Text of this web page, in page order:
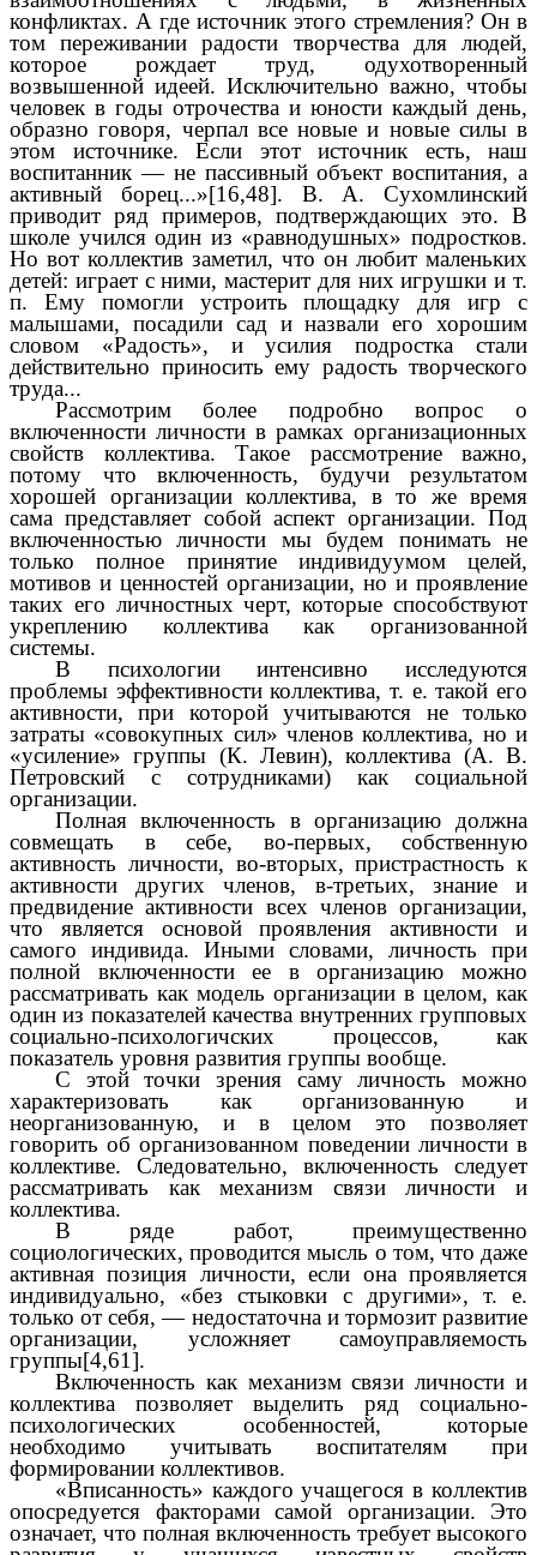
конфликтах. А где источник этого стремления? Он в
том переживании радости творчества для людей,
которое рождает труд, одухотворенный
возвышенной идеей. Исключительно важно, чтобы
человек в годы отрочества и юности каждый день,
образно говоря, черпал все новые и новые силы в
этом источнике. Если этот источник есть, наш
воспитанник — не пассивный объект воспитания, а
активный борец...»[16,48]. В. А. Сухомлинский
приводит ряд примеров, подтверждающих это. В
школе учился один из «равнодушных» подростков.
Но вот коллектив заметил, что он любит маленьких
детей: играет с ними, мастерит для них игрушки и т.
п. Ему помогли устроить площадку для игр с
малышами, посадили сад и назвали его хорошим
словом «Радость», и усилия подростка стали
действительно приносить ему радость творческого
труда...
Рассмотрим более подробно вопрос о
включенности личности в рамках организационных
свойств коллектива. Такое рассмотрение важно,
потому что включенность, будучи результатом
хорошей организации коллектива, в то же время
сама представляет собой аспект организации. Под
включенностью личности мы будем понимать не
только полное принятие индивидуумом целей,
мотивов и ценностей организации, но и проявление
таких его личностных черт, которые способствуют
укреплению коллектива как организованной
системы.
В психологии интенсивно исследуются
проблемы эффективности коллектива, т. е. такой его
активности, при которой учитываются не только
затраты «совокупных сил» членов коллектива, но и
«усиление» группы (К. Левин), коллектива (А. В.
Петровский с сотрудниками) как социальной
организации.
Полная включенность в организацию должна
совмещать в себе, во-первых, собственную
активность личности, во-вторых, пристрастность к
активности других членов, в-третьих, знание и
предвидение активности всех членов организации,
что является основой проявления активности и
самого индивида. Иными словами, личность при
полной включенности ее в организацию можно
рассматривать как модель организации в целом, как
один из показателей качества внутренних групповых
социально-психологичских процессов, как
показатель уровня развития группы вообще.
С этой точки зрения саму личность можно
характеризовать как организованную и
неорганизованную, и в целом это позволяет
говорить об организованном поведении личности в
коллективе. Следовательно, включенность следует
рассматривать как механизм связи личности и
коллектива.
В ряде работ, преимущественно
социологических, проводится мысль о том, что даже
активная позиция личности, если она проявляется
индивидуально, «без стыковки с другими», т. е.
только от себя, — недостаточна и тормозит развитие
организации, усложняет самоуправляемость
группы[4,61].
Включенность как механизм связи личности и
коллектива позволяет выделить ряд социально-
психологических особенностей, которые
необходимо учитывать воспитателям при
формировании коллективов.
«Вписанность» каждого учащегося в коллектив
опосредуется факторами самой организации. Это
означает, что полная включенность требует высокого